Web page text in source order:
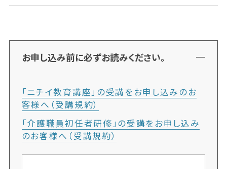
お申し込み前に必ずお読みください。
「ニチイ教育講座」の受講をお申し込みのお
客様へ（受講規約）
「介護職員初任者研修」の受講をお申し込み
のお客様へ（受講規約）